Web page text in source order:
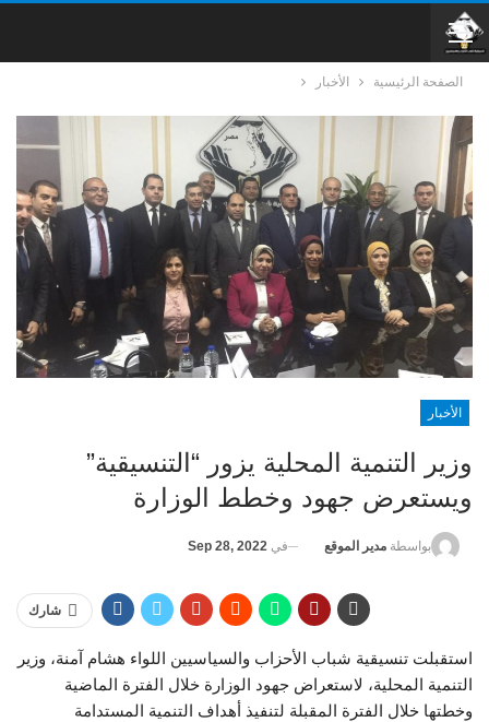
الصفحة الرئيسية الأخبار
الأخبار
وزير التنمية المحلية يزور “التنسيقية”
ويستعرض جهود وخطط الوزارة
بواسطة مدير الموقع في Sep 28, 2022
شارك
استقبلت تنسيقية شباب الأحزاب والسياسيين اللواء هشام آمنة، وزير
التنمية المحلية، لاستعراض جهود الوزارة خلال الفترة الماضية
وخطتها خلال الفترة المقبلة لتنفيذ أهداف التنمية المستدامة